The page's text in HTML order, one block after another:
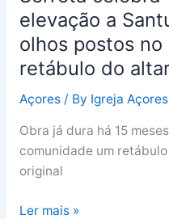
elevação a
olhos postos
retábulo do
Açores/ By Igreja Açores
Obra já dura há 15
comunidade um
original
restauro
do
retábulo
altar-
mor
Ler mais »